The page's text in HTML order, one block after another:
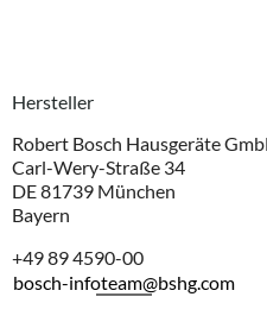
Hersteller
Robert Bosch Hausgeräte
Carl-Wery-Straße 34
DE 81739 München
Bayern
+49 89 4590-00
bosch-infoteam@bshg.com